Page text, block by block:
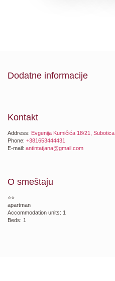
Dodatne informacije
Kontakt
Address: Evgenija Kumičića 18/21, Subotica
Phone: +381653444431
E-mail: antintatjana@gmail.com
O smeštaju
⭐⭐
apartman
Accommodation units: 1
Beds: 1